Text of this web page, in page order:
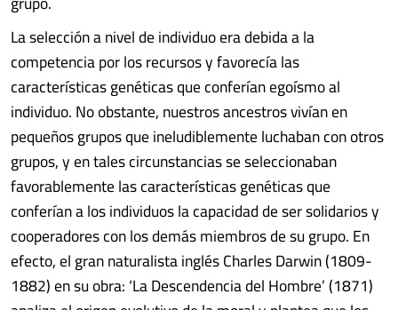
La selección a nivel de individuo era debida a la
competencia por los recursos y favorecía las
características genéticas que conferían egoísmo al
individuo. No obstante, nuestros ancestros vivían en
pequeños grupos que ineludiblemente luchaban con otros
grupos, y en tales circunstancias se seleccionaban
favorablemente las características genéticas que
conferían a los individuos la capacidad de ser solidarios y
cooperadores con los demás miembros de su grupo. En
efecto, el gran naturalista inglés Charles Darwin (1809-
1882) en su obra: ‘La Descendencia del Hombre’ (1871)